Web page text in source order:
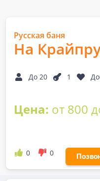
Русская баня
На
До 20 1
Цена: от 800
0 0